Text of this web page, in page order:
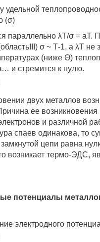
удельной
(σ)
параллельно λТ/σ = aT.
σ ~ Т-1, а λТ не
(ниже Θ)
и стремится к нулю.
двух металлов
ее возникновения
и различной
спаев одинакова, то
цепи равна
возникает термо-ЭДС,
потенциалы
электродного